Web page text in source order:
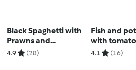
Black Spaghetti with
Prawns and
Parmesan Sauce
4.9 (28)
Fish and
with
4.1 (16)